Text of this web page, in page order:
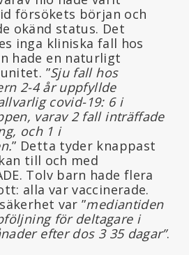
försökets början och
okänd status. Det
inga kliniska fall hos
hade en naturligt
”Sju fall hos
2-4 år uppfyllde
covid-19: 6 i
varav 2 fall inträffade
och 1 i
” Detta tyder knappast
till och med
Tolv barn hade flera
alla var vaccinerade.
var ”mediantiden
för deltagare i
efter dos 3 35 dagar”.